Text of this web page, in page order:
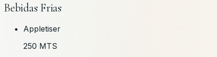
Bebidas Frias
Appletiser
250 MTS